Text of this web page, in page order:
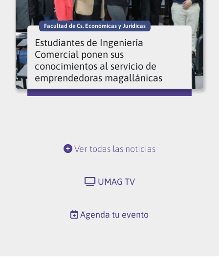
Facultad de Cs. Económicas y Jurídicas
Estudiantes de Ingeniería
Comercial ponen sus
conocimientos al servicio de
emprendedoras magallánicas
Ver todas las noticias
UMAG TV
Agenda tu evento